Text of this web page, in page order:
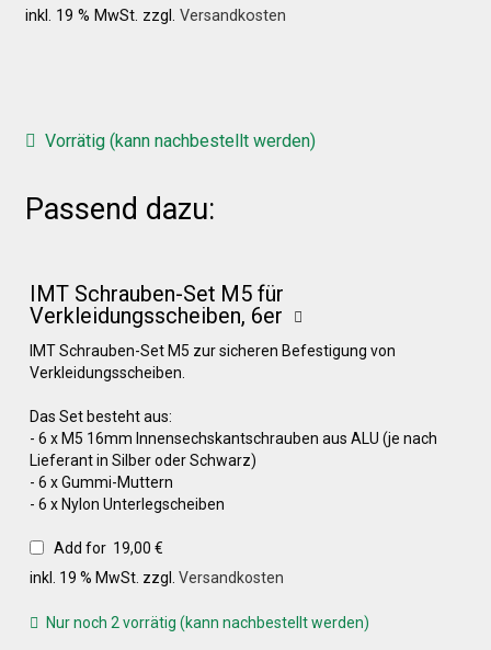
News
Über uns
Händlerkonditionen
Marken
Sitzpolster und erhöhte Sitzpolster
Preislisten
Galerie
inkl. 19 % MwSt. zzgl. Versandkosten
Vorrätig (kann nachbestellt werden)
Passend dazu:
IMT Schrauben-Set M5 für
Verkleidungsscheiben, 6er
IMT Schrauben-Set M5 zur sicheren Befestigung von
Verkleidungsscheiben.
Das Set besteht aus:
- 6 x M5 16mm Innensechskantschrauben aus ALU (je nach
Lieferant in Silber oder Schwarz)
- 6 x Gummi-Muttern
- 6 x Nylon Unterlegscheiben
Add for 19,00€
inkl. 19 % MwSt. zzgl. Versandkosten
Nur noch 2 vorrätig (kann nachbestellt werden)